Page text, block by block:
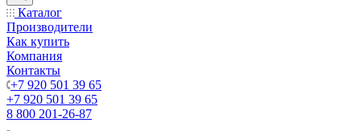
Каталог
Производители
Как купить
Компания
Контакты
+7 920 501 39 65
+7 920 501 39 65
8 800 201-26-87